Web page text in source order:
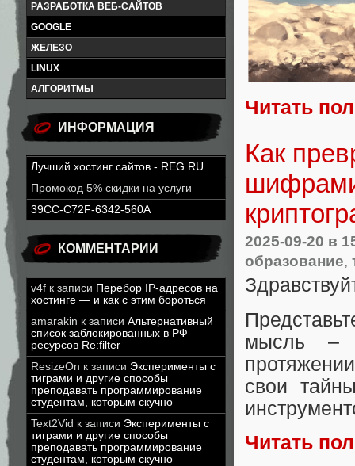
РАЗРАБОТКА ВЕБ-САЙТОВ
GOOGLE
ЖЕЛЕЗО
LINUX
АЛГОРИТМЫ
ИНФОРМАЦИЯ
Лучший хостинг сайтов - REG.RU
Промокод 5% скидки на услуги
39CC-C72F-6342-560A
КОММЕНТАРИИ
v4f к записи Перебор IP-адресов на
хостинге — и как с этим бороться
amarakin к записи Альтернативный
список заблокированных в РФ
ресурсов Re:filter
ResizeOn к записи Эксперименты с
тиграми и другие способы
преподавать программирование
студентам, которым скучно
Text2Vid к записи Эксперименты с
тиграми и другие способы
преподавать программирование
студентам, которым скучно
Читать
Как
2025-09-20 в
образование,
мысль –
свои
Читать